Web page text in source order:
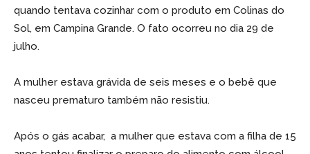
quando tentava cozinhar com o produto em Colinas do
Sol, em Campina Grande. O fato ocorreu no dia 29 de
julho.
A mulher estava grávida de seis meses e o bebê que
nasceu prematuro também não resistiu.
Após o gás acabar, a mulher que estava com a filha de 15